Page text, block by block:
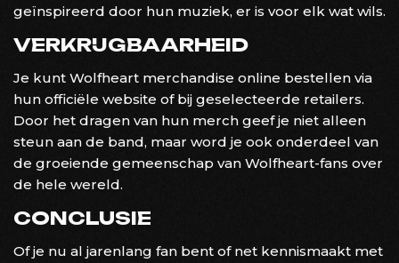
geïnspireerd door hun muziek, er is voor elk wat wils.
VERKRIJGBAARHEID
Je kunt Wolfheart merchandise online bestellen via
hun officiële website of bij geselecteerde retailers.
Door het dragen van hun merch geef je niet alleen
steun aan de band, maar word je ook onderdeel van
de groeiende gemeenschap van Wolfheart-fans over
de hele wereld.
CONCLUSIE
Of je nu al jarenlang fan bent of net kennismaakt met